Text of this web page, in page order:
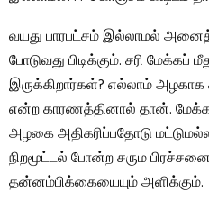
வயது பாரபட்சம் இல்லாமல்
போடுவது பிடிக்கும். சரி
இருக்கிறார்கள்? எல்லாம்
என்ற காரணத்தினால் தான்.
அழகை அதிகரிப்பதோடு
நிறமூட்டல் போன்ற சரும
தன்னம்பிக்கையையும் அளிக்கும்.